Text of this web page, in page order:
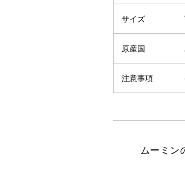
サイズ
原産国
注意事項
ムーミン